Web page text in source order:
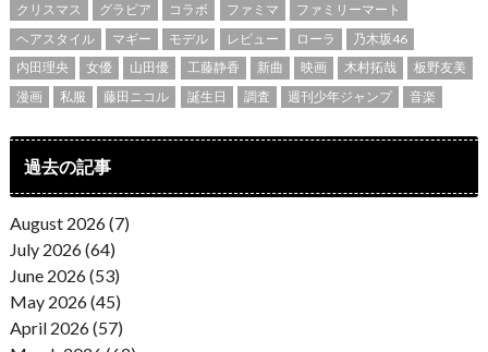
クリスマス
グラビア コラボ ファミマ
ファミリーマート
ヘアスタイル
マギー モデル レビュー ローラ
乃木坂46
内田理央
女優 山田優 工藤静香 新曲 映画 木村拓哉
板野友美
漫画
私服 藤田ニコル 誕生日 調査 週刊少年ジャンプ 音楽
過去の記事
August 2026 (7)
July 2026 (64)
June 2026 (53)
May 2026 (45)
April 2026 (57)